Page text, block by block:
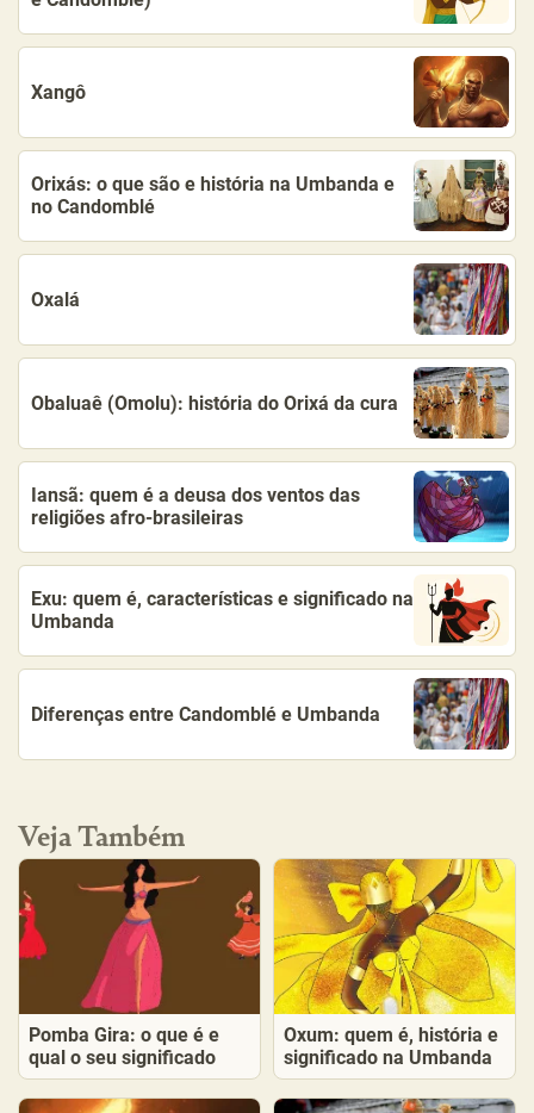
Xangô
Orixás: o que são e história na Umbanda e
no Candomblé
Oxalá
Obaluaê (Omolu): história do Orixá da cura
Iansã: quem é a deusa dos ventos das
religiões afro-brasileiras
Exu: quem é, características e significado na
Umbanda
Diferenças entre Candomblé e Umbanda
Veja Também
Pomba Gira: o que é e
qual o seu significado
Oxum: quem é, história e
significado na Umbanda